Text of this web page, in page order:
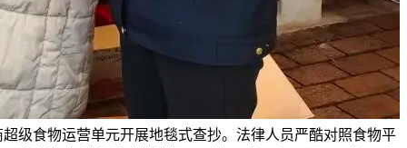
级食物运营单元开展地毯式查抄。法律人员严酷对照食物平